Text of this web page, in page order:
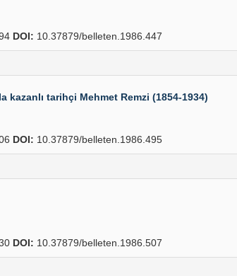
DOI: 10.37879/belleten.1986.447
kazanlı tarihçi Mehmet Remzi (1854-1934)
DOI: 10.37879/belleten.1986.495
DOI: 10.37879/belleten.1986.507